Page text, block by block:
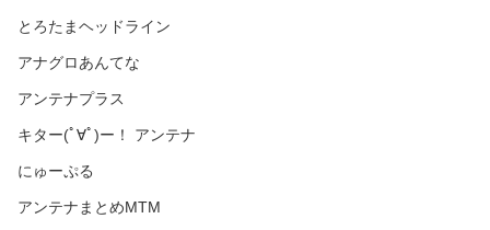
とろたまヘッドライン
アナグロあんてな
アンテナプラス
キター(ﾟ∀ﾟ)ー！ アンテナ
にゅーぷる
アンテナまとめMTM